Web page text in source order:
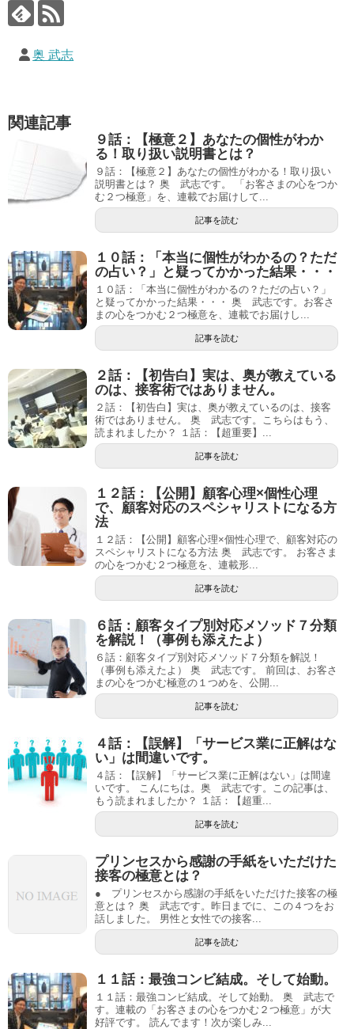
奥 武志
関連記事
９話：【極意２】あなたの個性がわか
る！取り扱い説明書とは？
９話：【極意２】あなたの個性がわかる！取り扱い
説明書とは？ 奥 武志です。 「お客さまの心をつか
む２つ極意」を、連載でお届けして...
記事を読む
１０話：「本当に個性がわかるの？ただ
の占い？」と疑ってかかった結果・・・
１０話：「本当に個性がわかるの？ただの占い？」
と疑ってかかった結果・・・ 奥 武志です。お客さ
まの心をつかむ２つ極意を、連載でお届けし...
記事を読む
２話：【初告白】実は、奥が教えている
のは、接客術ではありません。
２話：【初告白】実は、奥が教えているのは、接客
術ではありません。 奥 武志です。こちらはもう、
読まれましたか？ １話：【超重要】...
記事を読む
１２話：【公開】顧客心理×個性心理
で、顧客対応のスペシャリストになる方
法
１２話：【公開】顧客心理×個性心理で、顧客対応の
スペシャリストになる方法 奥 武志です。 お客さま
の心をつかむ２つ極意を、連載形...
記事を読む
６話：顧客タイプ別対応メソッド７分類
を解説！（事例も添えたよ）
６話：顧客タイプ別対応メソッド７分類を解説！
（事例も添えたよ） 奥 武志です。 前回は、お客さ
まの心をつかむ極意の１つめを、公開...
記事を読む
４話：【誤解】「サービス業に正解はな
い」は間違いです。
４話：【誤解】「サービス業に正解はない」は間違
いです。 こんにちは。奥 武志です。この記事は、
もう読まれましたか？ １話：【超重...
記事を読む
プリンセスから感謝の手紙をいただけた
接客の極意とは？
● プリンセスから感謝の手紙をいただけた接客の極
意とは？ 奥 武志です。昨日までに、この４つをお
話しました。 男性と女性での接客...
記事を読む
１１話：最強コンビ結成。そして始動。
１１話：最強コンビ結成。そして始動。 奥 武志で
す。連載の「お客さまの心をつかむ２つ極意」が大
好評です。 読んでます！次が楽しみ...